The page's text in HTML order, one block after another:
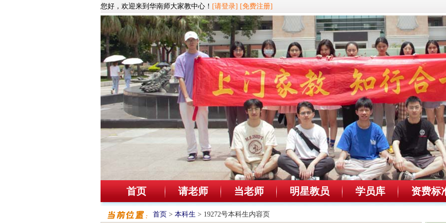
您好，欢迎来到华南师大家教中心！ [请登录] [免费注册]
首页 请老师 当老师 明星教员 学员库 资费标
首页 > 本科生 > 19272号本科生内容页